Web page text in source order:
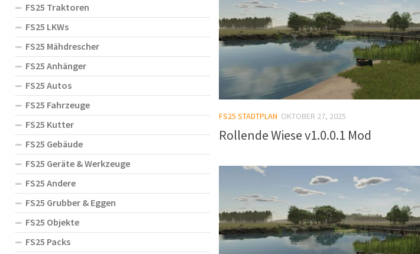
FS25 STADTPLAN OKTOBER 27, 2025
Rollende Wiese v1.0.0.1 Mod
FS25 Traktoren
FS25 LKWs
FS25 Mähdrescher
FS25 Anhänger
FS25 Autos
FS25 Fahrzeuge
FS25 Kutter
FS25 Gebäude
FS25 Geräte & Werkzeuge
FS25 Andere
FS25 Grubber & Eggen
FS25 Objekte
FS25 Packs